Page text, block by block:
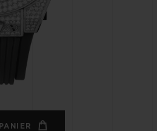
LIVRAISON ET RETOURS